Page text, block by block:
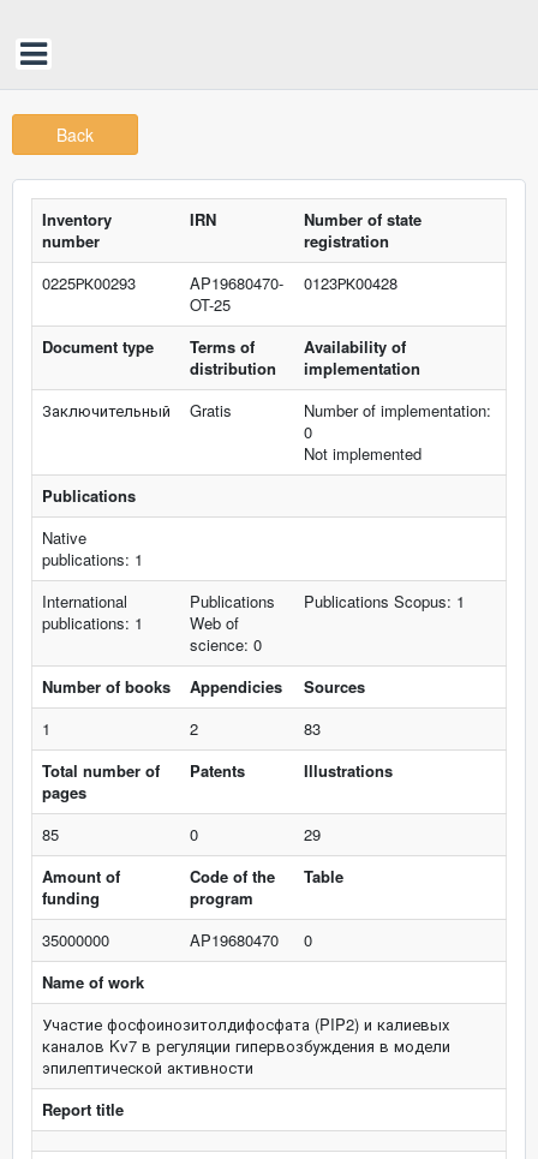
Back
Inventory
number
IRN
Number of state
registration
0225РК00293
AP19680470-
OT-25
0123РК00428
Document type
Terms of
distribution
Availability of
implementation
Заключительный
Gratis
Number of implementation:
0
Not implemented
Publications
Native
publications: 1
International
publications: 1
Publications
Web of
science: 0
Publications Scopus: 1
Number of books Appendicies
Sources
1
2
83
Total number of
pages
Patents Illustrations
85 0
29
Amount of
funding
Code of the
program
Table
35000000 AP19680470
0
Name of work
Участие фосфоинозитолдифосфата (PIP2) и калиевых
каналов Kv7 в регуляции гипервозбуждения в модели
эпилептической активности
Report title